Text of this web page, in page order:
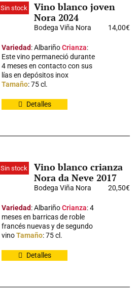
Sin stock
Vino blanco joven
Nora 2024
Bodega Viña Nora 14,00€
Variedad: AlbariñoCrianza:
Este vino permaneció durante
4 meses en contacto con sus
lías en depósitos inox
Tamaño: 75 cl.
Detalles
Sin stock
Vino blanco crianza
Nora da Neve 2017
Bodega Viña Nora 20,50€
Variedad: AlbariñoCrianza: 4
meses en barricas de roble
francés nuevas y de segundo
vinoTamaño: 75 cl.
Detalles